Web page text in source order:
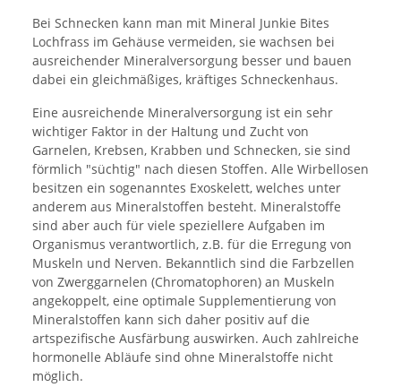
Bei Schnecken kann man mit Mineral Junkie Bites
Lochfrass im Gehäuse vermeiden, sie wachsen bei
ausreichender Mineralversorgung besser und bauen
dabei ein gleichmäßiges, kräftiges Schneckenhaus.
Eine ausreichende Mineralversorgung ist ein sehr
wichtiger Faktor in der Haltung und Zucht von
Garnelen, Krebsen, Krabben und Schnecken, sie sind
förmlich "süchtig" nach diesen Stoffen. Alle Wirbellosen
besitzen ein sogenanntes Exoskelett, welches unter
anderem aus Mineralstoffen besteht. Mineralstoffe
sind aber auch für viele speziellere Aufgaben im
Organismus verantwortlich, z.B. für die Erregung von
Muskeln und Nerven. Bekanntlich sind die Farbzellen
von Zwerggarnelen (Chromatophoren) an Muskeln
angekoppelt, eine optimale Supplementierung von
Mineralstoffen kann sich daher positiv auf die
artspezifische Ausfärbung auswirken. Auch zahlreiche
hormonelle Abläufe sind ohne Mineralstoffe nicht
möglich.